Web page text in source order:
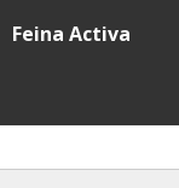
Feina Activa